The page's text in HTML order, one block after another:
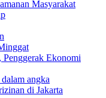
Masyarakat
Penggerak Ekonomi
angka
di Jakarta